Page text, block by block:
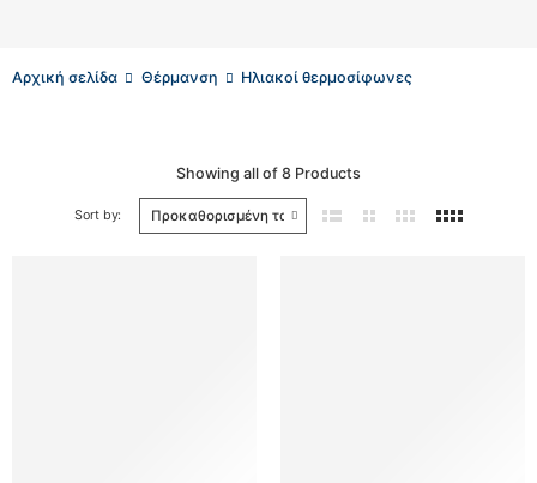
Αρχική σελίδα Θέρμανση Ηλιακοί θερμοσίφωνες
Showing all of 8 Products
Sort by: